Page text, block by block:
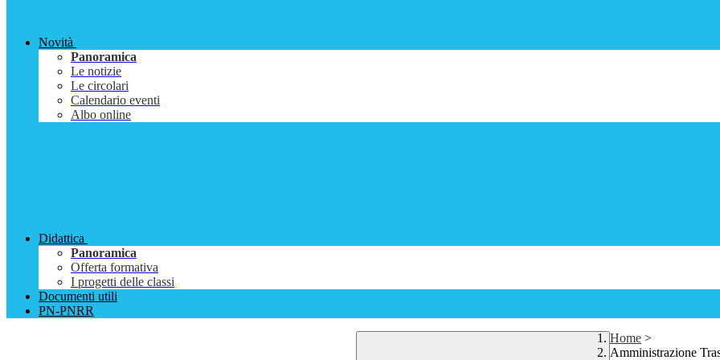
Novità
Panoramica
Le notizie
Le circolari
Calendario eventi
Albo online
Didattica
Panoramica
Offerta formativa
I progetti delle classi
Documenti utili
PN-PNRR
Home >
Amministrazione